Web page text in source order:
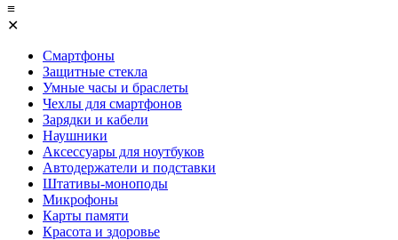
≡
✕
Смартфоны
Защитные стекла
Умные часы и браслеты
Чехлы для смартфонов
Зарядки и кабели
Наушники
Аксессуары для ноутбуков
Автодержатели и подставки
Штативы-моноподы
Микрофоны
Карты памяти
Красота и здоровье